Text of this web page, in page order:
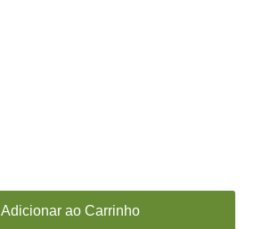
Adicionar ao Carrinho